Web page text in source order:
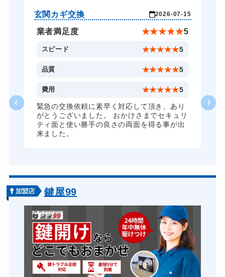
スーツケースカギ開け 8,800円～(税込)
スーツケースカギ作成 8,800円～(税込)
金庫カギ開け 14,300円～(税込)
金庫カギ修理 11,000円～(税込)
8,800円～(税込)
ドアノブカギ開け 10,780円～(税込)
ドアノブカギ作成
玄関カギ交換 2026-07-15
業者満足度 ★★★★★5
スピード ★★★★★5
品質 ★★★★★5
費用 ★★★★★5
緊急の交換依頼に素早く対応して頂き、あり
がとうございました。 おかけさまでセキュリ
ティ面と使い勝手の良さの両面を得る事が出
来ました。
鍵屋99